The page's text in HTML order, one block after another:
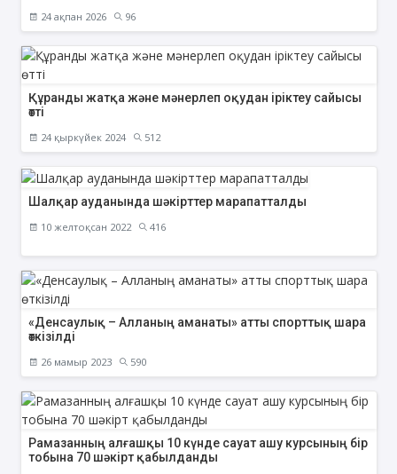
24 ақпан 2026 96
Құранды жатқа және мәнерлеп оқудан іріктеу сайысы
өтті
24 қыркүйек 2024 512
Шалқар ауданында шәкірттер марапатталды
10 желтоқсан 2022 416
«Денсаулық – Алланың аманаты» атты спорттық шара
өткізілді
26 мамыр 2023 590
Рамазанның алғашқы 10 күнде сауат ашу курсының бір
тобына 70 шәкірт қабылданды